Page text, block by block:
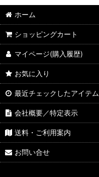
ホーム
ショッピングカート
マイページ(購入履歴)
お気に入り
最近チェックしたアイテム
会社概要／特定表示
送料・ご利用案内
お問い合せ